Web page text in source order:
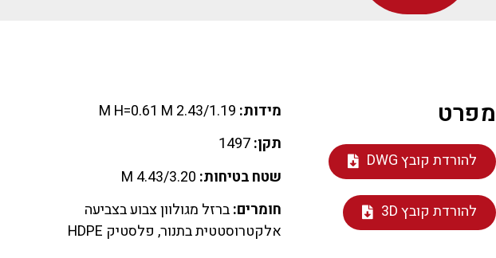
מפרט
להורדת קובץ DWG
להורדת קובץ 3D
מידות:
תקן:
שטח בטיחות:
חומרים:ברזל מגולוון צבוע בצביעה
אלקטרוסטטית בתנור, פלסטיק HDPE